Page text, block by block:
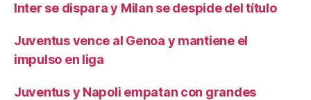
Inter se dispara y Milan se despide del título
Juventus vence al Genoa y mantiene el
impulso en liga
Juventus y Napoli empatan con grandes